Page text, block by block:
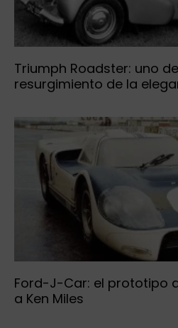
Triumph Roadster: uno
resurgimiento de la
Ford-J-Car: el prototipo
a Ken Miles